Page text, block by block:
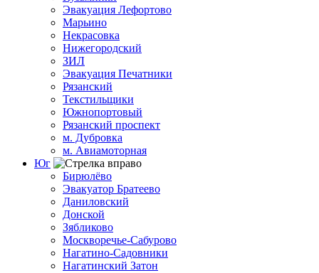
Эвакуация Лефортово
Марьино
Некрасовка
Нижегородский
ЗИЛ
Эвакуация Печатники
Рязанский
Текстильщики
Южнопортовый
Рязанский проспект
м. Дубровка
м. Авиамоторная
Юг
Бирюлёво
Эвакуатор Братеево
Даниловский
Донской
Зябликово
Москворечье-Сабурово
Нагатино-Садовники
Нагатинский Затон